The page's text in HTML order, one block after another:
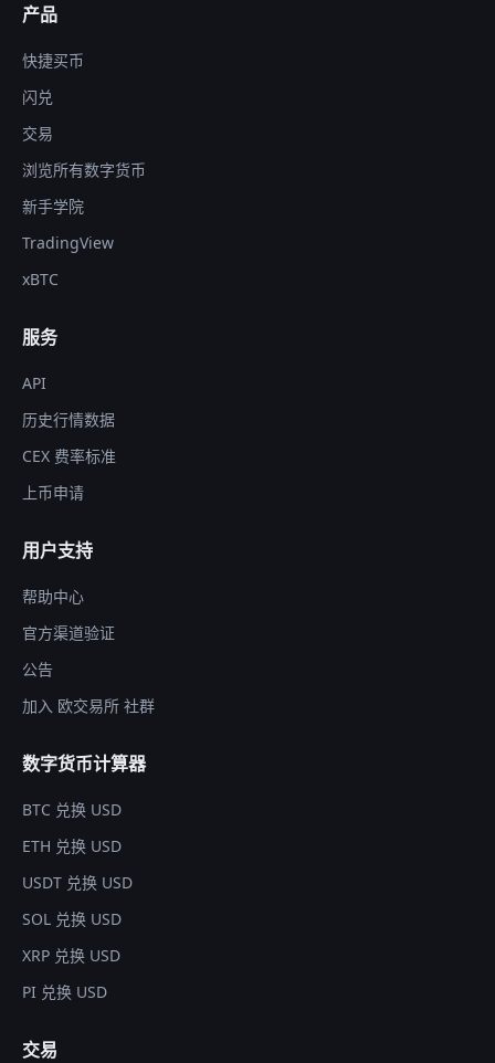
产品
快捷买币
闪兑
交易
浏览所有数字货币
新手学院
TradingView
xBTC
服务
API
历史行情数据
CEX 费率标准
上币申请
用户支持
帮助中心
官方渠道验证
公告
加入 欧交易所 社群
数字货币计算器
BTC 兑换 USD
ETH 兑换 USD
USDT 兑换 USD
SOL 兑换 USD
XRP 兑换 USD
PI 兑换 USD
交易